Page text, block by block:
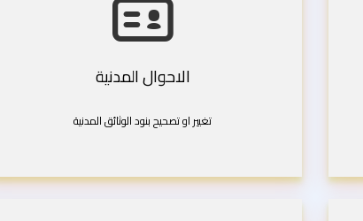
الاحوال المدنية
تغيير او تصحيح بنود الوثائق المدنية